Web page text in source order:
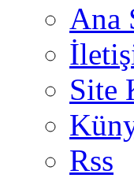
Ana
Site
Rss